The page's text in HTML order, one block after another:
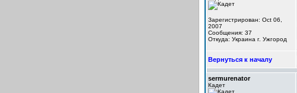
Зарегистрирован: Oct 06,
2007
Сообщения: 37
Откуда: Украина г. Ужгород
Вернуться к началу
sermurenator
Кадет